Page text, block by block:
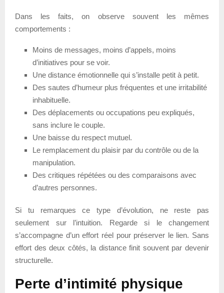
Dans les faits, on observe souvent les mêmes
comportements :
Moins de messages, moins d’appels, moins
d’initiatives pour se voir.
Une distance émotionnelle qui s’installe petit à petit.
Des sautes d’humeur plus fréquentes et une irritabilité
inhabituelle.
Des déplacements ou occupations peu expliqués,
sans inclure le couple.
Une baisse du respect mutuel.
Le remplacement du plaisir par du contrôle ou de la
manipulation.
Des critiques répétées ou des comparaisons avec
d’autres personnes.
Si tu remarques ce type d’évolution, ne reste pas
seulement sur l’intuition. Regarde si le changement
s’accompagne d’un effort réel pour préserver le lien. Sans
effort des deux côtés, la distance finit souvent par devenir
structurelle.
Perte d’intimité physique